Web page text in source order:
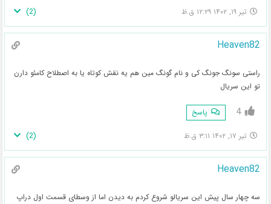
تیر ۱۹, ۱۴۰۲ ۱۲:۲۹ ق.ظ (
2
)
Heaven82
راستی سونگ جونگ کی و نام گونگ مین هم یه نقش کوتاه یا به اصطلاح کامئو دارن
تو این سریال
4 پاسخ
تیر ۱۷, ۱۴۰۲ ۳:۱۱ ق.ظ (
2
)
Heaven82
سه چهار سال پیش این سریالو شروع کردم به دیدن اما از وسطای قسمت اول دراپ